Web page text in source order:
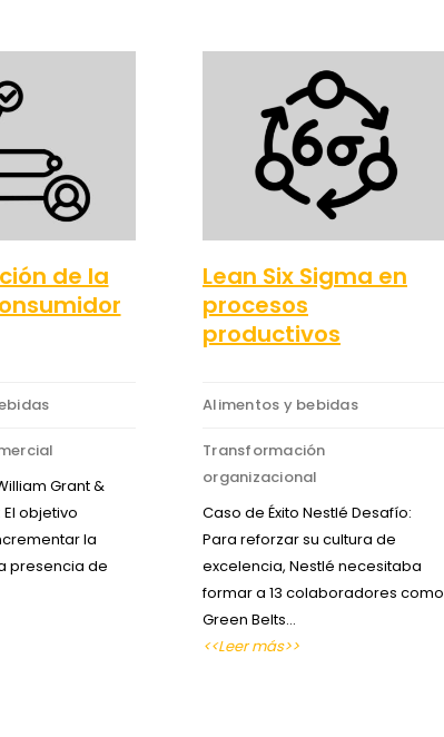
de la
Grant &
objetivo
la
presencia de
Lean Six Sigma en
procesos
productivos
Alimentos y bebidas
Transformación
organizacional
Caso de Éxito Nestlé Desafío:
Para reforzar su cultura de
excelencia, Nestlé necesitaba
formar a 13 colaboradores como
Green Belts…
<<Leer más>>